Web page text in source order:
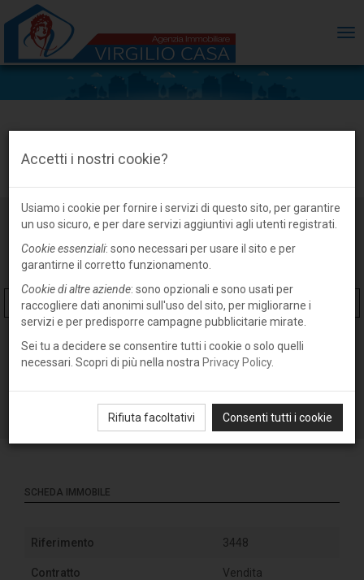
Accetti i nostri cookie?
Usiamo i cookie per fornire i servizi di questo sito, per garantire
un uso sicuro, e per dare servizi aggiuntivi agli utenti registrati.
Cookie essenziali: sono necessari per usare il sito e per
garantirne il corretto funzionamento.
Cookie di altre aziende: sono opzionali e sono usati per
raccogliere dati anonimi sull'uso del sito, per migliorarne i
servizi e per predisporre campagne pubblicitarie mirate.
Sei tu a decidere se consentire tutti i cookie o solo quelli
necessari. Scopri di più nella nostra Privacy Policy.
Rifiuta facoltativi Consenti tutti i cookie
Casa indipendente in vendita a Suzzara,
SCHEDA IMMOBILE
Riferimento 3448
Contratto Vendita